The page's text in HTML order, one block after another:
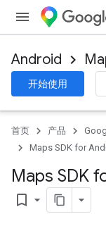
Android
开始使用
首页 产品
Maps SDK for
Maps SDK
bookmark_border